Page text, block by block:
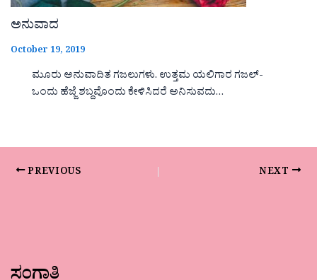
ಅನುವಾದ
October 19, 2019
ಮೂರು ಅನುವಾದಿತ ಗಜಲುಗಳು. ಉತ್ತಮ ಯಲಿಗಾರ ಗಜಲ್-
ಒಂದು ಹೆಜ್ಜೆ ಶಬ್ದವೊಂದು ಕೇಳಿಸಿದರೆ ಅನಿಸುವದು…
PREVIOUS NEXT